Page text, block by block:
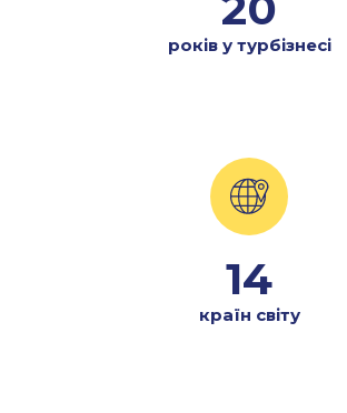
років у турбізнесі
14
країн світу